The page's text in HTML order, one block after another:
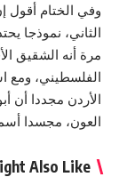
وفي الختام أقول
الثاني، نموذجا
مرة أنه الشقيق
الفلسطيني، ومع
الأردن مجددا أن
العون، مجسدا
Also Like